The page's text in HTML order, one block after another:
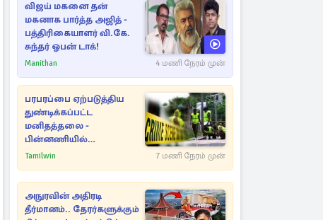
விஜய் மகனை தன்
மகனாக பார்த்த அஜித் -
பத்திரிகையாளர் வி.கே.
சுந்தர் ஓபன் டாக்!
Manithan 4 மணி நேரம் முன்
பரபரப்பை ஏற்படுத்திய
துண்டிக்கப்பட்ட
மனிதத்தலை -
பின்னணியில்
மறைந்துள்ள மர்மம்
Tamilwin 7 மணி நேரம் முன்
அநுரவின் அதிரடி
தீர்மானம்.. தேரர்களுக்கும்